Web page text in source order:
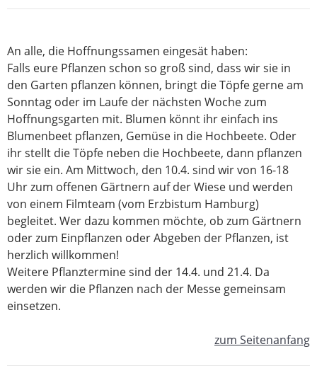
An alle, die Hoffnungssamen eingesät haben:
Falls eure Pflanzen schon so groß sind, dass wir sie in
den Garten pflanzen können, bringt die Töpfe gerne am
Sonntag oder im Laufe der nächsten Woche zum
Hoffnungsgarten mit. Blumen könnt ihr einfach ins
Blumenbeet pflanzen, Gemüse in die Hochbeete. Oder
ihr stellt die Töpfe neben die Hochbeete, dann pflanzen
wir sie ein. Am Mittwoch, den 10.4. sind wir von 16-18
Uhr zum offenen Gärtnern auf der Wiese und werden
von einem Filmteam (vom Erzbistum Hamburg)
begleitet. Wer dazu kommen möchte, ob zum Gärtnern
oder zum Einpflanzen oder Abgeben der Pflanzen, ist
herzlich willkommen!
Weitere Pflanztermine sind der 14.4. und 21.4. Da
werden wir die Pflanzen nach der Messe gemeinsam
einsetzen.
zum Seitenanfang